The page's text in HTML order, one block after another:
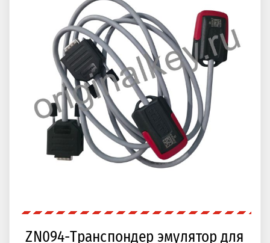
ZN094-Транспондер эмулятор для